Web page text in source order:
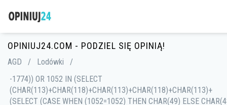
OPINIUJ24.COM - PODZIEL SIĘ OPINIĄ!
AGD / Lodówki
/
-1774)) OR 1052 IN (SELECT
(CHAR(113)+CHAR(118)+CHAR(113)+CHAR(118)+CHAR(113)+
(SELECT (CASE WHEN (1052=1052) THEN CHAR(49) ELSE